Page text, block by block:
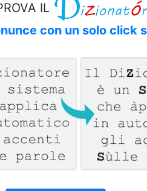
IL
con un solo click